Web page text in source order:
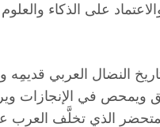
على الذكاء
النضال العربي
ويمحص في الإنجازات
الذي تخلَّف العرب